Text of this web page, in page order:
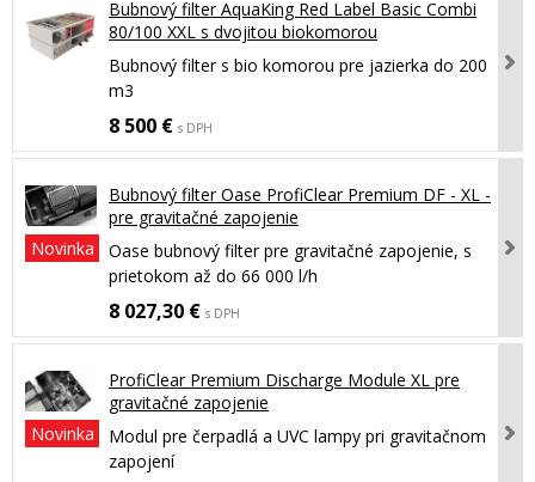
Bubnový filter AquaKing Red Label Basic Combi
80/100 XXL s dvojitou biokomorou
Bubnový filter s bio komorou pre jazierka do 200
m3
8 500 € s DPH
Novinka
Bubnový filter Oase ProfiClear Premium DF - XL -
pre gravitačné zapojenie
Oase bubnový filter pre gravitačné zapojenie, s
prietokom až do 66 000 l/h
8 027,30 € s DPH
Novinka
ProfiClear Premium Discharge Module XL pre
gravitačné zapojenie
Modul pre čerpadlá a UVC lampy pri gravitačnom
zapojení